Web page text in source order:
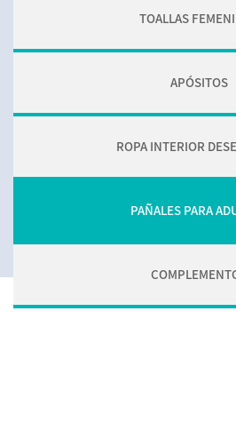
TOALLAS
APÓSITOS
ROPA INTERIOR
PAÑALES PARA